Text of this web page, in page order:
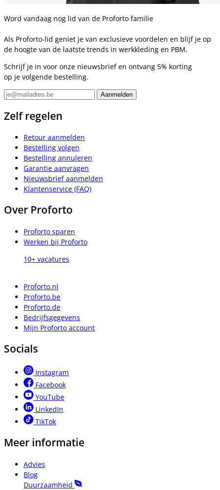
Word vandaag nog lid van de Proforto familie
Als Proforto-lid geniet je van exclusieve voordelen en blijf je op
de hoogte van de laatste trends in werkkleding en PBM.
Schrijf je in voor onze nieuwsbrief en ontvang 5% korting
op je volgende bestelling.
Zelf regelen
Retour aanmelden
Bestelling volgen
Bestelling annuleren
Garantie aanvragen
Nieuwsbrief aanmelden
Klantenservice (FAQ)
Over Proforto
Proforto sparen
Werken bij Proforto
10+ vacatures
Proforto.nl
Proforto.be
Proforto.de
Bedrijfsgegevens
Mijn Proforto account
Socials
Instagram
Facebook
YouTube
LinkedIn
TikTok
Meer informatie
Advies
Blog
Duurzaamheid